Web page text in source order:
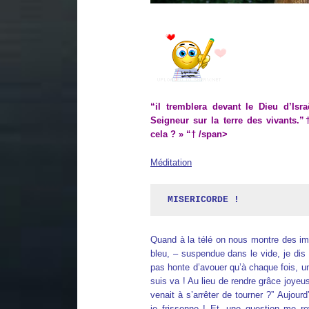
“il tremblera devant le Dieu
Seigneur sur la terre des
cela ? » “† /span>
Méditation
MISERICORDE !
Quand à la télé on nous montre des
bleu, – suspendue dans le vide, je
pas honte d’avouer qu’à chaque fois,
suis va ! Au lieu de rendre grâce
venait à s’arrêter de tourner ?”